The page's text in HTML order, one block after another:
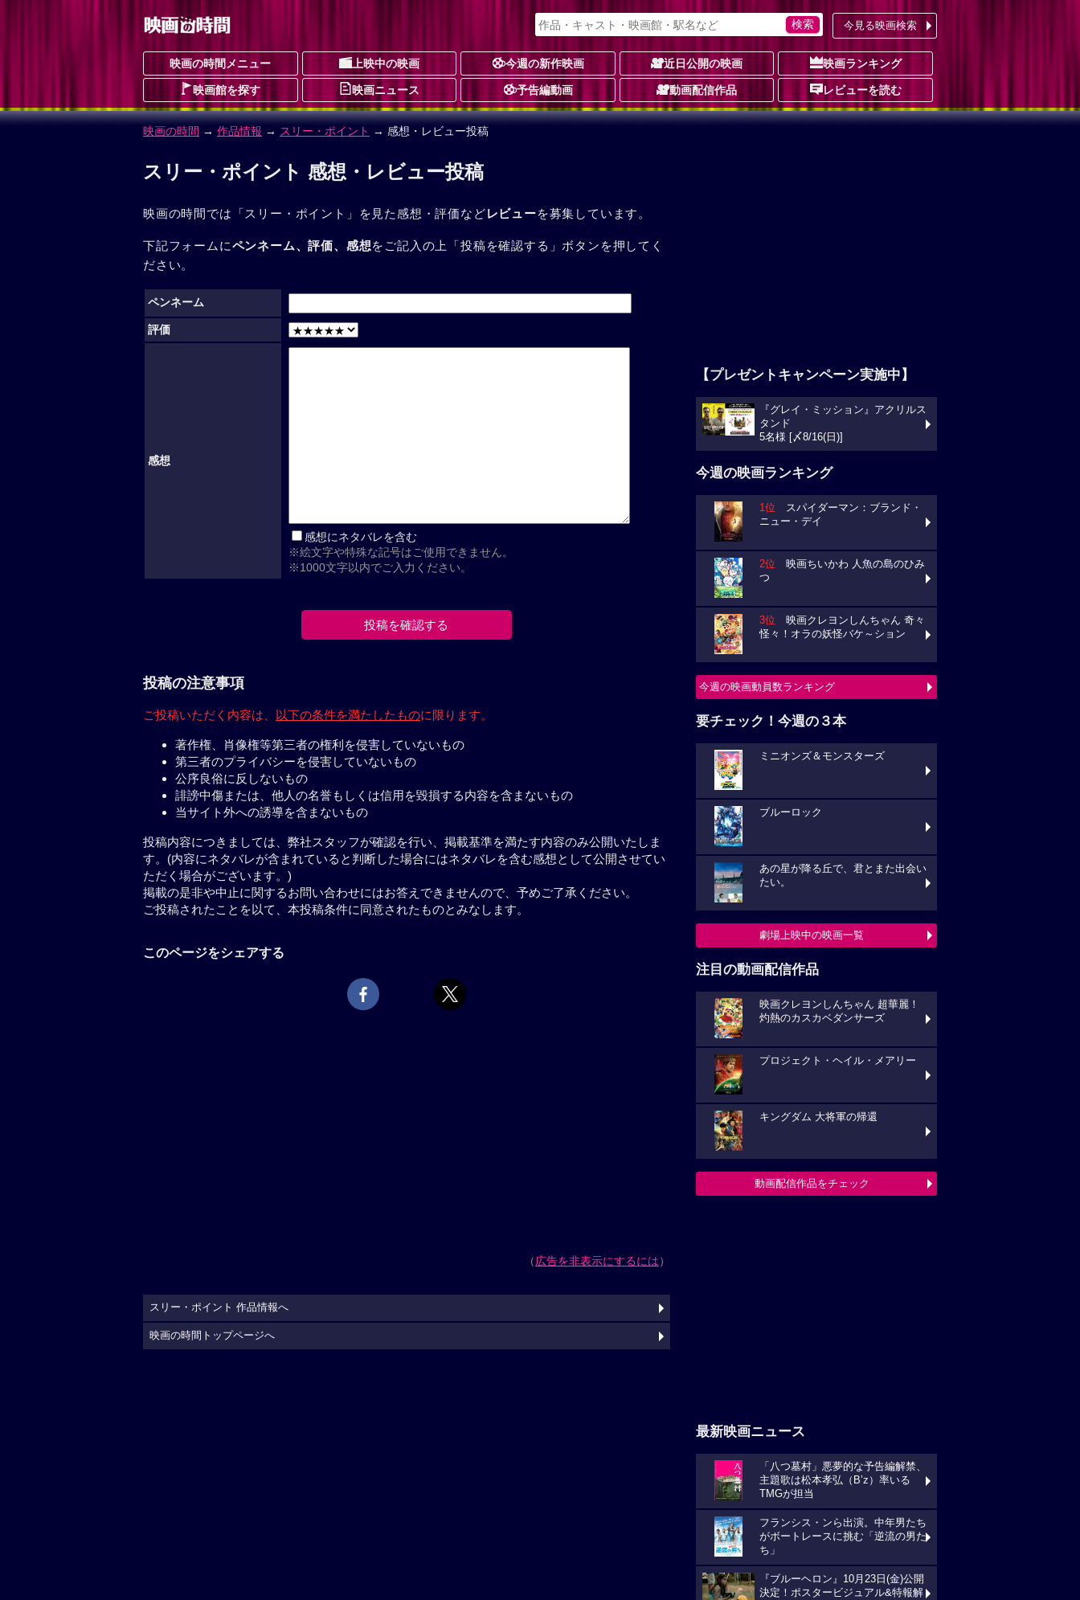
今見る映画検索
映画の時間メニュー 上映中の映画 今週の新作映画 近日公開の映画 映画ランキング
映画館を探す 映画ニュース 予告編動画 動画配信作品 レビューを読む
映画の時間 → 作品情報 → スリー・ポイント → 感想・レビュー投稿
スリー・ポイント 感想・レビュー投稿
映画の時間では「スリー・ポイント」を見た感想・評価などレビューを募集しています。
下記フォームにペンネーム、評価、感想をご記入の上「投稿を確認する」ボタンを押してく
ださい。
ペンネーム
評価
感想
感想にネタバレを含む
※絵文字や特殊な記号はご使用できません。
※1000文字以内でご入力ください。
投稿の注意事項
ご投稿いただく内容は、 以下の条件を満たしたものに限ります。
著作権、肖像権等第三者の権利を侵害していないもの
第三者のプライバシーを侵害していないもの
公序良俗に反しないもの
誹謗中傷または、他人の名誉もしくは信用を毀損する内容を含まないもの
当サイト外への誘導を含まないもの
投稿内容につきましては、弊社スタッフが確認を行い、掲載基準を満たす内容のみ公開いたしま
す。(内容にネタバレが含まれていると判断した場合にはネタバレを含む感想として公開させてい
ただく場合がございます。)
掲載の是非や中止に関するお問い合わせにはお答えできませんので、予めご了承ください。
ご投稿されたことを以て、本投稿条件に同意されたものとみなします。
このページをシェアする
（広告を非表示にするには）
【プレゼントキャンペーン実施中】
『グレイ・ミッション』アクリルス
タンド
5名様 [〆8/16(日)]
今週の映画ランキング
1位 スパイダーマン：ブランド・
ニュー・デイ
2位 映画ちいかわ 人魚の島のひみ
つ
3位 映画クレヨンしんちゃん 奇々
怪々！オラの妖怪バケ～ション
今週の映画動員数ランキング
要チェック！今週の３本
ミニオンズ＆モンスターズ
ブルーロック
あの星が降る丘で、君とまた出会い
たい。
劇場上映中の映画一覧
注目の動画配信作品
映画クレヨンしんちゃん 超華麗！
灼熱のカスカベダンサーズ
プロジェクト・ヘイル・メアリー
キングダム 大将軍の帰還
動画配信作品をチェック
最新映画ニュース
「八つ墓村」悪夢的な予告編解禁、
主題歌は松本孝弘（B’z）率いる
TMGが担当
フランシス・ンら出演。中年男たち
がボートレースに挑む「逆流の男た
ち」
『ブルーヘロン』10月23日(金)公開
決定！ポスタービジュアル&特報解
スリー・ポイント 作品情報へ
映画の時間トップページへ